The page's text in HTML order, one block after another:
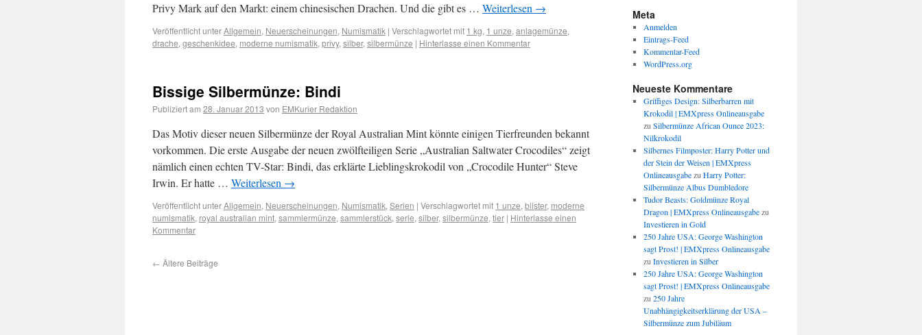
Privy Mark auf den Markt: einem chinesischen Drachen. Und die gibt es … Weiterlesen →
Veröffentlicht unterAllgemein, Neuerscheinungen, Numismatik | Verschlagwortet mit 1 kg, 1 unze, anlagemünze,
drache, geschenkidee, moderne numismatik, privy, silber, silbermünze | Hinterlasse einen Kommentar
Bissige Silbermünze: Bindi
Publiziert am 28. Januar 2013 von EMKurier Redaktion
Das Motiv dieser neuen Silbermünze der Royal Australian Mint könnte einigen Tierfreunden bekannt
vorkommen. Die erste Ausgabe der neuen zwölfteiligen Serie „Australian Saltwater Crocodiles“ zeigt
nämlich einen echten TV-Star: Bindi, das erklärte Lieblingskrokodil von „Crocodile Hunter“ Steve
Irwin. Er hatte … Weiterlesen →
Veröffentlicht unterAllgemein, Neuerscheinungen, Numismatik, Serien | Verschlagwortet mit 1 unze, blister, moderne
numismatik, royal australian mint, sammlermünze, sammlerstück, serie, silber, silbermünze, tier | Hinterlasse einen
Kommentar
← Ältere Beiträge
Meta
Anmelden
Eintrags-Feed
Kommentar-Feed
WordPress.org
Neueste Kommentare
Griffiges Design: Silberbarren mit
Krokodil | EMXpress Onlineausgabe
zu Silbermünze African Ounce 2023:
Nilkrokodil
Silbernes Filmposter: Harry Potter und
der Stein der Weisen | EMXpress
Onlineausgabezu Harry Potter:
Silbermünze Albus Dumbledore
Tudor Beasts: Goldmünze Royal
Dragon | EMXpress Onlineausgabezu
Investieren in Gold
250 Jahre USA: George Washington
sagt Prost! | EMXpress Onlineausgabe
zu Investieren in Silber
250 Jahre USA: George Washington
sagt Prost! | EMXpress Onlineausgabe
zu 250 Jahre
Unabhängigkeitserklärung der USA –
Silbermünze zum Jubiläum